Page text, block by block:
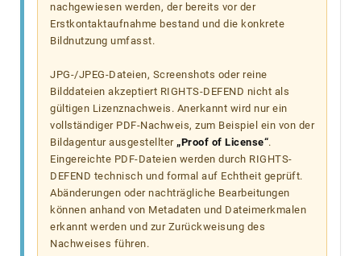
nachgewiesen werden, der bereits vor der
Erstkontaktaufnahme bestand und die konkrete
Bildnutzung umfasst.
JPG-/JPEG-Dateien, Screenshots oder reine
Bilddateien akzeptiert RIGHTS-DEFEND nicht als
gültigen Lizenznachweis. Anerkannt wird nur ein
vollständiger PDF-Nachweis, zum Beispiel ein von der
Bildagentur ausgestellter „Proof of License“.
Eingereichte PDF-Dateien werden durch RIGHTS-
DEFEND technisch und formal auf Echtheit geprüft.
Abänderungen oder nachträgliche Bearbeitungen
können anhand von Metadaten und Dateimerkmalen
erkannt werden und zur Zurückweisung des
Nachweises führen.